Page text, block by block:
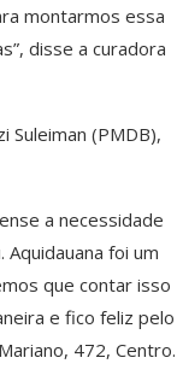
montarmos essa
disse a curadora
Suleiman (PMDB),
a necessidade
foi um
que contar isso
e fico feliz pelo
472, Centro.